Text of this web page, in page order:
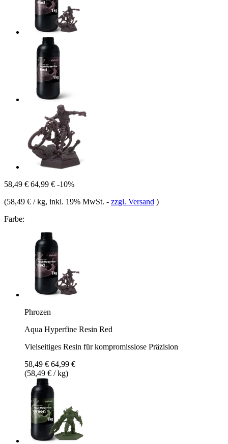
58,49 € 64,99 € -10%
(58,49 € / kg, inkl. 19% MwSt. - zzgl. Versand )
Farbe:
Phrozen
Aqua Hyperfine Resin Red
Vielseitiges Resin für kompromisslose Präzision
58,49 € 64,99 €
(58,49 € / kg)